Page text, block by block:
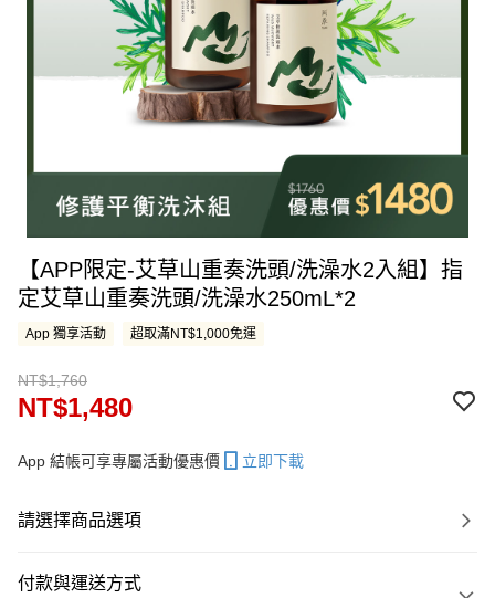
【APP限定-艾草山重奏洗頭/洗澡水2入組】指
定艾草山重奏洗頭/洗澡水250mL*2
App 獨享活動 超取滿NT$1,000免運
NT$1,760
NT$1,480
App 結帳可享專屬活動優惠價 立即下載
請選擇商品選項
付款與運送方式